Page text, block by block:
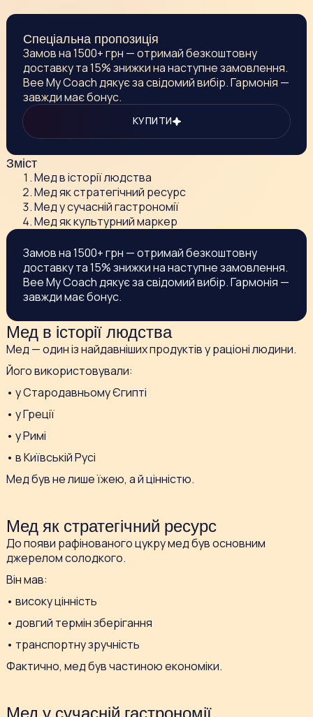
Зміст
Мед в історії людства
Мед як стратегічний ресурс
Мед у сучасній гастрономії
Мед як культурний маркер
Спеціальна пропозиція
Замов на 1500+ грн — отримай безкоштовну
доставку та 15% знижки на наступне замовлення.
Bee My Coach дякує за свідомий вибір. Гармонія —
завжди має бонус.
КУПИТИ
Замов на 1500+ грн — отримай безкоштовну
доставку та 15% знижки на наступне замовлення.
Bee My Coach дякує за свідомий вибір. Гармонія —
завжди має бонус.
Мед в історії людства
Мед — один із найдавніших продуктів у раціоні людини.
Його використовували:
• у Стародавньому Єгипті
• у Греції
• у Римі
• в Київській Русі
Мед був не лише їжею, а й цінністю.
Мед як стратегічний ресурс
До появи рафінованого цукру мед був основним
джерелом солодкого.
Він мав:
• високу цінність
• довгий термін зберігання
• транспортну зручність
Фактично, мед був частиною економіки.
Мед у сучасній гастрономії